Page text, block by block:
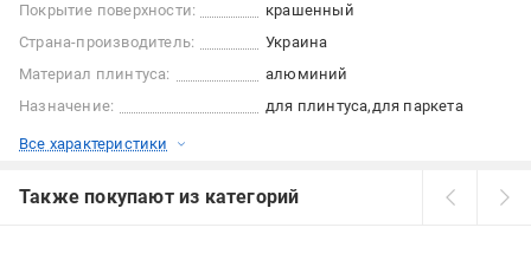
Покрытие поверхности:
крашенный
Страна-производитель:
Украина
Материал плинтуса:
алюминий
Назначение:
для плинтуса для паркета
Все характеристики
Также покупают из категорий